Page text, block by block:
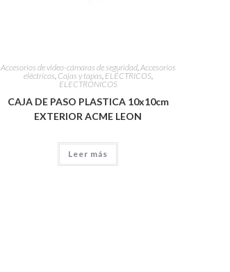
Accesorios de video-cámaras de seguridad,Accesorios
eléctricos, Cajas y tapas, ELÉCTRICOS,
ELECTRÓNICOS
CAJA DE PASO PLASTICA 10x10cm
EXTERIOR ACME LEON
Leer más